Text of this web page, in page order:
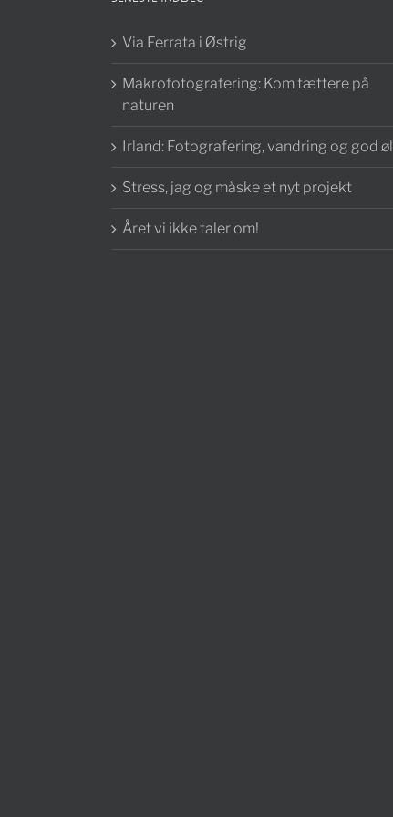
Via Ferrata i Østrig
Makrofotografering: Kom tættere på
naturen
Irland: Fotografering, vandring og god øl
Stress, jag og måske et nyt projekt
Året vi ikke taler om!